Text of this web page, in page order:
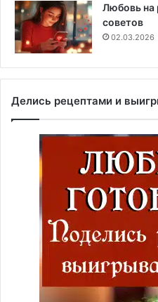
Любовь на
советов
02.03.2026
Делись рецептами и